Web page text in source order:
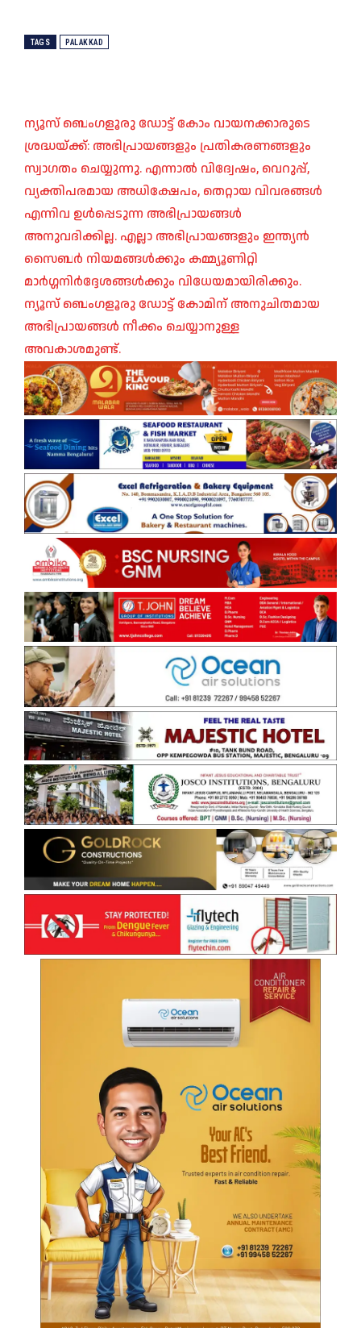
TAGS PALAKKAD
ന്യൂസ് ബെംഗളൂരു ഡോട്ട് കോം വായനക്കാരുടെ
ശ്രദ്ധയ്ക്ക്: അഭിപ്രായങ്ങളും പ്രതികരണങ്ങളും
സ്വാഗതം ചെയ്യുന്നു. എന്നാൽ വിദ്വേഷം, വെറുപ്പ്,
വ്യക്തിപരമായ അധിക്ഷേപം, തെറ്റായ വിവരങ്ങൾ
എന്നിവ ഉൾപ്പെടുന്ന അഭിപ്രായങ്ങൾ
അനുവദിക്കില്ല. എല്ലാ അഭിപ്രായങ്ങളും ഇന്ത്യൻ
സൈബർ നിയമങ്ങൾക്കും കമ്മ്യൂണിറ്റി
മാർഗ്ഗനിർദ്ദേശങ്ങൾക്കും വിധേയമായിരിക്കും.
ന്യൂസ് ബെംഗളൂരു ഡോട്ട് കോമിന് അനുചിതമായ
അഭിപ്രായങ്ങൾ നീക്കം ചെയ്യാനുള്ള
അവകാശമുണ്ട്.